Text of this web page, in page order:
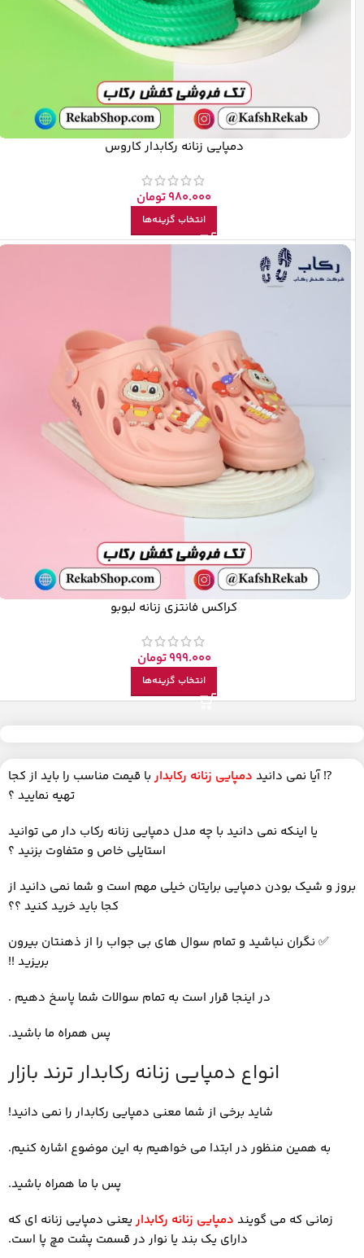
دمپایی زنانه رکابدار کاروس
980.000تومان
انتخاب گزینه‌ها
کراکس فانتزی زنانه لبوبو
999.000تومان
انتخاب گزینه‌ها
⁉️آیا نمی دانید دمپایی زنانه رکابدار با قیمت مناسب را باید از کجا
تهیه نمایید ؟
یا اینکه نمی دانید با چه مدل دمپایی زنانه رکاب دار می توانید
استایلی خاص و متفاوت بزنید ؟
بروز و شیک بودن دمپایی برایتان خیلی مهم است و شما نمی دانید از
کجا باید خرید کنید ؟؟
✅ نگران نباشید و تمام سوال های بی جواب را از ذهنتان بیرون
بریزید !!
در اینجا قرار است به تمام سوالات شما پاسخ دهیم .
پس همراه ما باشید.
انواع دمپایی زنانه رکابدار ترند بازار
شاید برخی از شما معنی دمپایی رکابدار را نمی دانید!
به همین منظور در ابتدا می خواهیم به این موضوع اشاره کنیم.
پس با ما همراه باشید.
زمانی که می گویند دمپایی زنانه رکابدار یعنی دمپایی زنانه ای که
دارای یک بند یا نوار در قسمت پشت مچ پا است.